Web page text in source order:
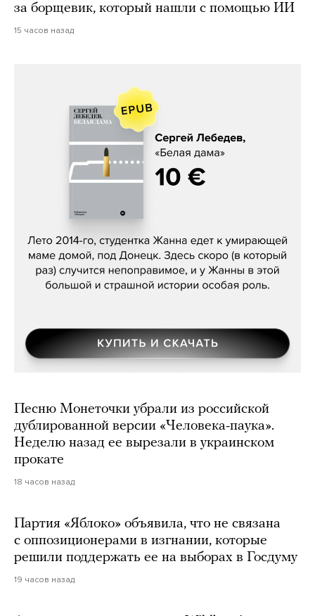
за борщевик, который нашли с помощью ИИ
15 часов назад
Сергей Лебедев, «Белая дама»
Песню Монеточки убрали из российской
дублированной версии «Человека-паука».
Неделю назад ее вырезали в украинском
прокате
18 часов назад
Партия «Яблоко» объявила, что не связана
с оппозиционерами в изгнании, которые
решили поддержать ее на выборах в Госдуму
19 часов назад